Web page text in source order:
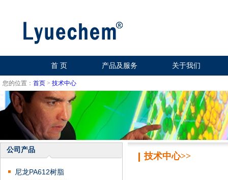
首 页 产品及服务 关于我们
您的位置： 首页 > 技术中心
公司产品
尼龙PA612树脂
技术中心>>